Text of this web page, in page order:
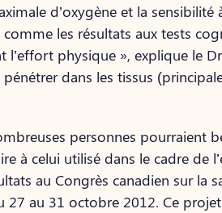
d’oxygène et la sensibilité
les résultats aux tests
l’effort physique », explique le
pénétrer dans les tissus
personnes pourraient
à celui utilisé dans le cadre de
au Congrès canadien sur la
27 au 31 octobre 2012. Ce